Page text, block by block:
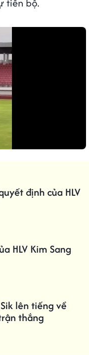
định của HLV
HLV Kim Sang
lên tiếng về
thắng